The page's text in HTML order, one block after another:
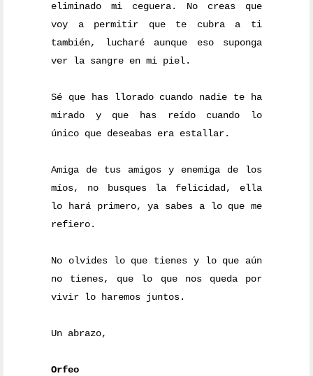
eliminado mi ceguera. No creas que
voy a permitir que te cubra a ti
también, lucharé aunque eso suponga
ver la sangre en mi piel.
Sé que has llorado cuando nadie te ha
mirado y que has reído cuando lo
único que deseabas era estallar.
Amiga de tus amigos y enemiga de los
míos, no busques la felicidad, ella
lo hará primero, ya sabes a lo que me
refiero.
No olvides lo que tienes y lo que aún
no tienes, que lo que nos queda por
vivir lo haremos juntos.
Un abrazo,
Orfeo